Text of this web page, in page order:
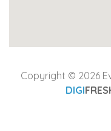
Copyright © 2026
DIGI